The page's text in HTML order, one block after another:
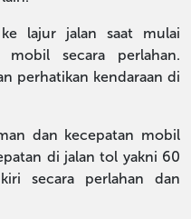
lajur jalan saat mulai
mobil secara perlahan.
perhatikan kendaraan di
dan kecepatan mobil
di jalan tol yakni 60
secara perlahan dan